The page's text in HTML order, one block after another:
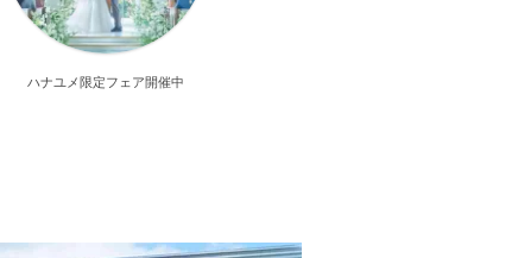
ハナユメ限定フェア開催中